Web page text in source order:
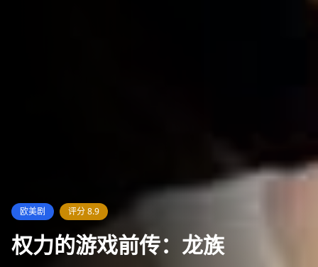
欧美剧 评分8.9
权力的游戏前传：龙族